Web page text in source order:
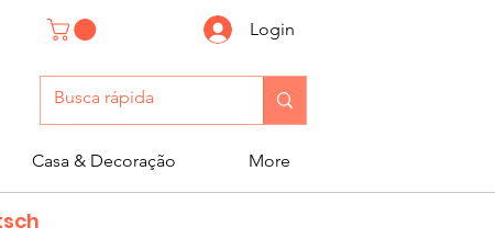
Login
Casa & Decoração More